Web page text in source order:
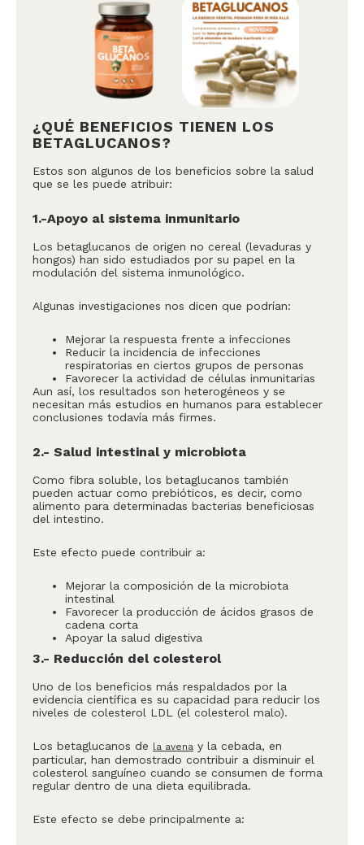
¿QUÉ BENEFICIOS TIENEN LOS
BETAGLUCANOS?
Estos son algunos de los beneficios sobre la salud
que se les puede atribuir:
1.-Apoyo al sistema inmunitario
Los betaglucanos de origen no cereal (levaduras y
hongos) han sido estudiados por su papel en la
modulación del sistema inmunológico.
Algunas investigaciones nos dicen que podrían:
Mejorar la respuesta frente a infecciones
Reducir la incidencia de infecciones
respiratorias en ciertos grupos de personas
Favorecer la actividad de células inmunitarias
Aun así, los resultados son heterogéneos y se
necesitan más estudios en humanos para establecer
conclusiones todavía más firmes.
2.- Salud intestinal y microbiota
Como fibra soluble, los betaglucanos también
pueden actuar como prebióticos, es decir, como
alimento para determinadas bacterias beneficiosas
del intestino.
Este efecto puede contribuir a:
Mejorar la composición de la microbiota
intestinal
Favorecer la producción de ácidos grasos de
cadena corta
Apoyar la salud digestiva
3.- Reducción del colesterol
Uno de los beneficios más respaldados por la
evidencia científica es su capacidad para reducir los
niveles de colesterol LDL (el colesterol malo).
Los betaglucanos de la avena y la cebada, en
particular, han demostrado contribuir a disminuir el
colesterol sanguíneo cuando se consumen de forma
regular dentro de una dieta equilibrada.
Este efecto se debe principalmente a: